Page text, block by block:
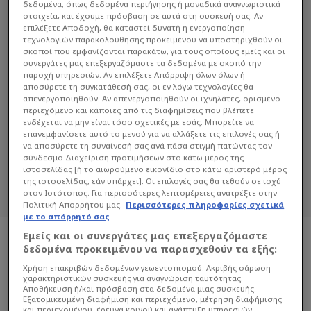
WATERPOLO LEAGUE ΑΝΔΡΏΝ
Διαβάστε όλα τα άρθρα του Sportdog
σχετικά με το θέμα Waterpolo League
Ανδρών.
Sportdog: Πιστό στον φίλαθλο.
δεδομένα, όπως δεδομένα περιήγησης ή μοναδικά αναγνωριστικά
στοιχεία, και έχουμε πρόσβαση σε αυτά στη συσκευή σας. Αν
επιλέξετε Αποδοχή, θα καταστεί δυνατή η ενεργοποίηση
τεχνολογιών παρακολούθησης προκειμένου να υποστηριχθούν οι
σκοποί που εμφανίζονται παρακάτω, για τους οποίους εμείς και οι
συνεργάτες μας επεξεργαζόμαστε τα δεδομένα με σκοπό την
παροχή υπηρεσιών. Αν επιλέξετε Απόρριψη όλων όλων ή
αποσύρετε τη συγκατάθεσή σας, οι εν λόγω τεχνολογίες θα
απενεργοποιηθούν. Αν απενεργοποιηθούν οι ιχνηλάτες, ορισμένο
περιεχόμενο και κάποιες από τις διαφημίσεις που βλέπετε
ενδέχεται να μην είναι τόσο σχετικές με εσάς. Μπορείτε να
επανεμφανίσετε αυτό το μενού για να αλλάξετε τις επιλογές σας ή
να αποσύρετε τη συναίνεσή σας ανά πάσα στιγμή πατώντας τον
σύνδεσμο Διαχείριση προτιμήσεων στο κάτω μέρος της
ιστοσελίδας [ή το αιωρούμενο εικονίδιο στο κάτω αριστερό μέρος
της ιστοσελίδας, εάν υπάρχει]. Οι επιλογές σας θα τεθούν σε ισχύ
στον Ιστότοπος. Για περισσότερες λεπτομέρειες ανατρέξτε στην
Πολιτική Απορρήτου μας. Περισσότερες πληροφορίες σχετικά
με το απόρρητό σας
Εμείς και οι συνεργάτες μας επεξεργαζόμαστε
δεδομένα προκειμένου να παρασχεθούν τα εξής:
Χρήση επακριβών δεδομένων γεωεντοπισμού. Ακριβής σάρωση
χαρακτηριστικών συσκευής για αναγνώριση ταυτότητας.
Αποθήκευση ή/και πρόσβαση στα δεδομένα μιας συσκευής.
Εξατομικευμένη διαφήμιση και περιεχόμενο, μέτρηση διαφήμισης